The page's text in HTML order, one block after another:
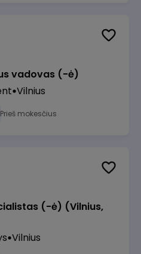
vadovas (-ė)
Vilnius
Prieš mokesčius
(-ė) (Vilnius,
Vilnius